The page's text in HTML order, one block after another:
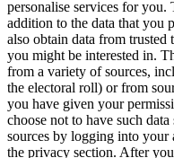
personalise services for you.
addition to the data that you
also obtain data from trusted
you might be interested in.
from a variety of sources,
the electoral roll) or from
you have given your
choose not to have such
sources by logging into your
the privacy section. After